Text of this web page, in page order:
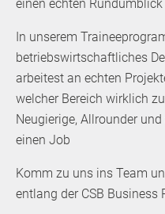
einen echten
In unserem
betriebswirtschaftliches
arbeitest an echten
welcher Bereich wirklich
Neugierige, Allrounder
einen Job
Komm zu uns ins Team
entlang der CSB Business